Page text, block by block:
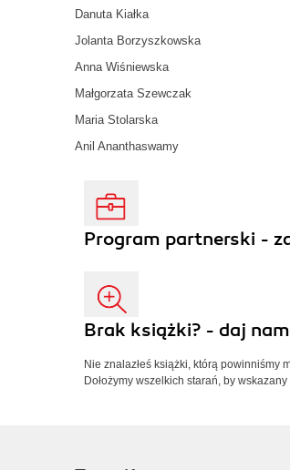
Danuta Kiałka
Jolanta Borzyszkowska
Anna Wiśniewska
Małgorzata Szewczak
Maria Stolarska
Anil Ananthaswamy
Program partnerski -
Brak książki? - daj
Nie znalazłeś książki, którą powinniśmy
Dołożymy wszelkich starań, by